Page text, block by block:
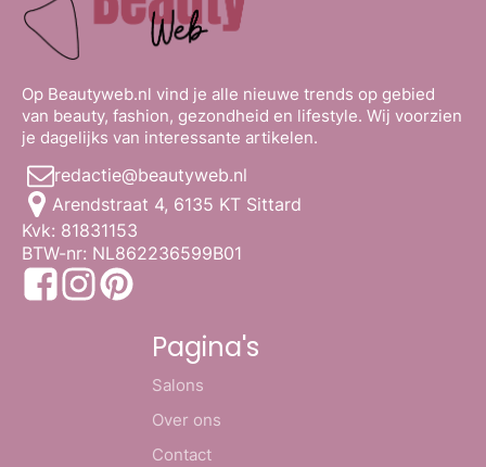
Op Beautyweb.nl vind je alle nieuwe trends op gebied
van beauty, fashion, gezondheid en lifestyle. Wij voorzien
je dagelijks van interessante artikelen.
redactie@beautyweb.nl
Arendstraat 4, 6135 KT Sittard
Kvk: 81831153
BTW-nr: NL862236599B01
Pagina's
Salons
Over ons
Contact